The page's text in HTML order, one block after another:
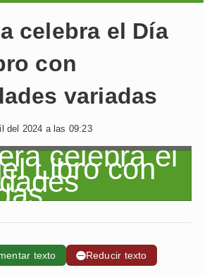
celebra el Día
con
variadas
del 2024 a las 09:23
texto ➖Reducir texto